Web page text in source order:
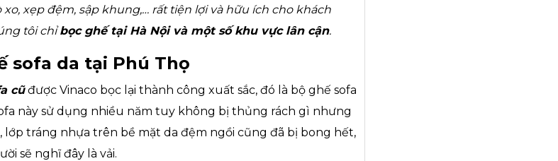
xẹp đệm, sập khung,… rất tiện lợi và hữu ích cho khách
tôi chỉbọc ghế tại Hà Nội và một số khu vực lân cận.
sofa da tại Phú Thọ
cũđược Vinaco bọc lại thành công xuất sắc, đó là bộ ghế sofa
này sử dụng nhiều năm tuy không bị thủng rách gì nhưng
lớp tráng nhựa trên bề mặt da đệm ngồi cũng đã bị bong hết,
sẽ nghĩ đây là vải.